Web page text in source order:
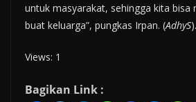
untuk masyarakat, sehingga kita bisa
buat keluarga”, pungkas Irpan. (AdhyS).
Views: 1
Bagikan Link :